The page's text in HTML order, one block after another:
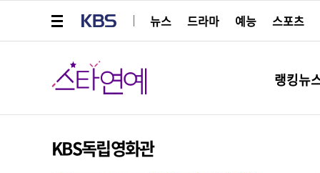
뉴스
드라마 예능 스포츠
스타연예
랭킹뉴
KBS독립영화관